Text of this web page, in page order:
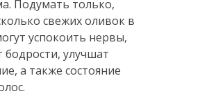
Подумать только,
свежих оливок в
успокоить нервы,
бодрости, улучшат
а также состояние